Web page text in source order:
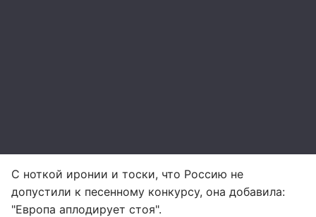
С ноткой иронии и тоски, что Россию не
допустили к песенному конкурсу, она добавила:
"Европа аплодирует стоя".